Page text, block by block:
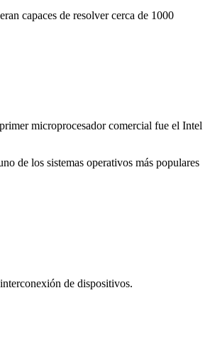
capaces de resolver cerca de 1000
microprocesador comercial fue el Intel
de los sistemas operativos más populares
de dispositivos.